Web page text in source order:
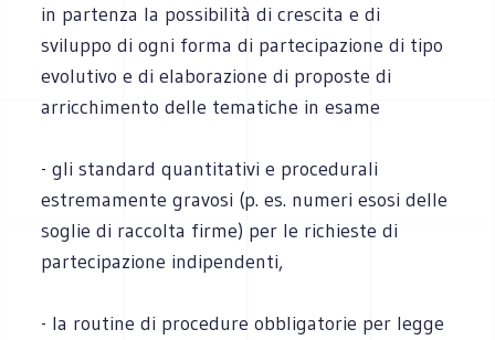
in partenza la possibilità di crescita e di
sviluppo di ogni forma di partecipazione di tipo
evolutivo e di elaborazione di proposte di
arricchimento delle tematiche in esame
- gli standard quantitativi e procedurali
estremamente gravosi (p. es. numeri esosi delle
soglie di raccolta firme) per le richieste di
partecipazione indipendenti,
- la routine di procedure obbligatorie per legge